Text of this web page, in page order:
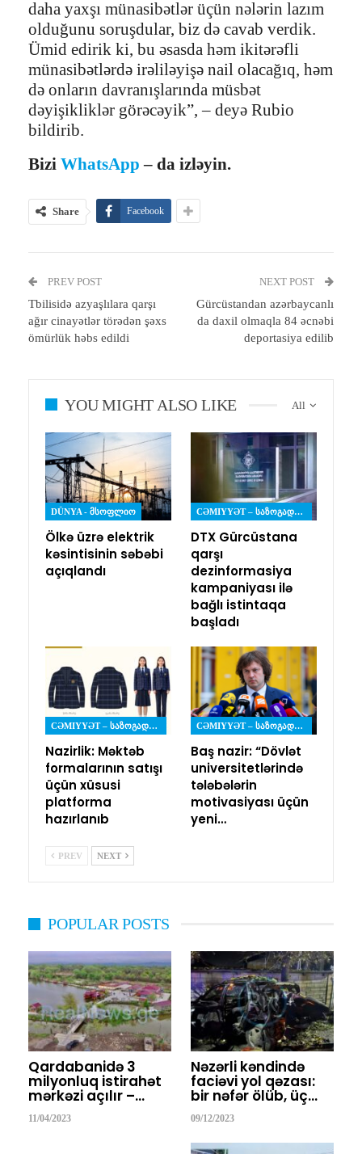
daha yaxşı münasibətlər üçün nələrin lazım
olduğunu soruşdular, biz də cavab verdik.
Ümid edirik ki, bu əsasda həm ikitərəfli
münasibətlərdə irəliləyişə nail olacağıq, həm
də onların davranışlarında müsbət
dəyişikliklər görəcəyik”, – deyə Rubio
bildirib.
Bizi WhatsApp – da izləyin.
Share Facebook
PREV POST
Tbilisidə azyaşlılara qarşı
ağır cinayətlər törədən şəxs
ömürlük həbs edildi
NEXT POST
Gürcüstandan azərbaycanlı
da daxil olmaqla 84 əcnəbi
deportasiya edilib
All
YOU MIGHT ALSO LIKE
DÜNYA - ᲛᲡᲝᲤᲚᲘᲝ
Ölkə üzrə elektrik
kəsintisinin səbəbi
açıqlandı
CƏMIYYƏT – ᲡᲐᲖᲝᲒᲐᲓᲝᲔᲑᲐ
DTX Gürcüstana
qarşı
dezinformasiya
kampaniyası ilə
bağlı istintaqa
başladı
CƏMIYYƏT – ᲡᲐᲖᲝᲒᲐᲓᲝᲔᲑᲐ
Nazirlik: Məktəb
formalarının satışı
üçün xüsusi
platforma
hazırlanıb
CƏMIYYƏT – ᲡᲐᲖᲝᲒᲐᲓᲝᲔᲑᲐ
Baş nazir: “Dövlət
universitetlərində
tələbələrin
motivasiyası üçün
yeni…
PREV NEXT
POPULAR POSTS
Qardabanidə 3
milyonluq istirahət
mərkəzi açılır –…
11/04/2023
Nəzərli kəndində
faciəvi yol qəzası:
bir nəfər ölüb, üç…
09/12/2023